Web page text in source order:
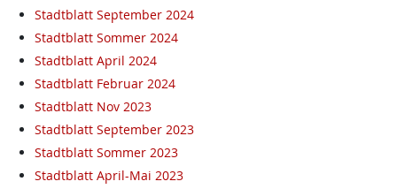
Stadtblatt September 2024
Stadtblatt Sommer 2024
Stadtblatt April 2024
Stadtblatt Februar 2024
Stadtblatt Nov 2023
Stadtblatt September 2023
Stadtblatt Sommer 2023
Stadtblatt April-Mai 2023